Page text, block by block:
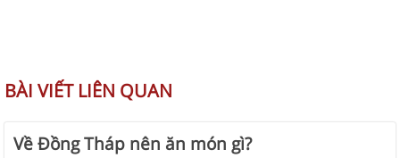
BÀI VIẾT LIÊN QUAN
Về Đồng Tháp nên ăn món gì?